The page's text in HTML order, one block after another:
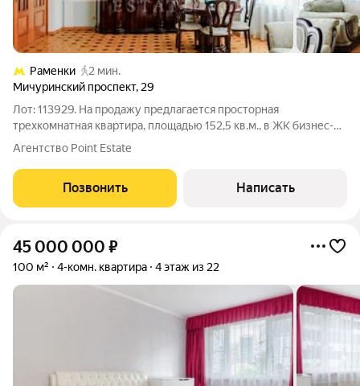
Раменки
2 мин.
Мичуринский проспект, 29
Лот: 113929. На продажу предлагается просторная
трехкомнатная квартира, площадью 152,5 кв.м., в ЖК бизнес-
класса «Солнечный Берег» рядом с метро Раменки.
совмещенный санузел, гостевой санузел,
Агентство Point Estate
Позвонить Написать
45 000 000 ₽
100 м² 4-комн. квартира 4 этаж из 22